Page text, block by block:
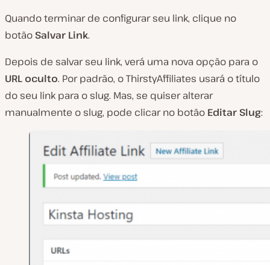
Quando terminar de configurar seu link, clique no
botão Salvar Link.
Depois de salvar seu link, verá uma nova opção para o
URL oculto. Por padrão, o ThirstyAffiliates usará o título
do seu link para o slug. Mas, se quiser alterar
manualmente o slug, pode clicar no botão Editar Slug: